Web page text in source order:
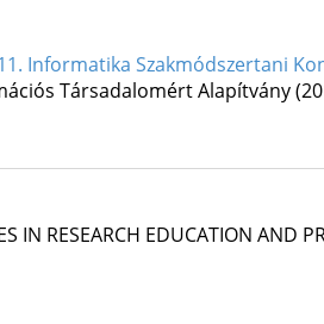
Informatika Szakmódszertani
Társadalomért Alapítvány
IN RESEARCH EDUCATION AND